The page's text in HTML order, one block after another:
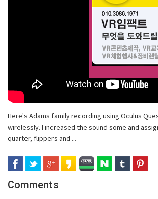
Here's Adams family recording using Oculus
wirelessly. I increased the sound some and
quarter, flippers and ...
Comments